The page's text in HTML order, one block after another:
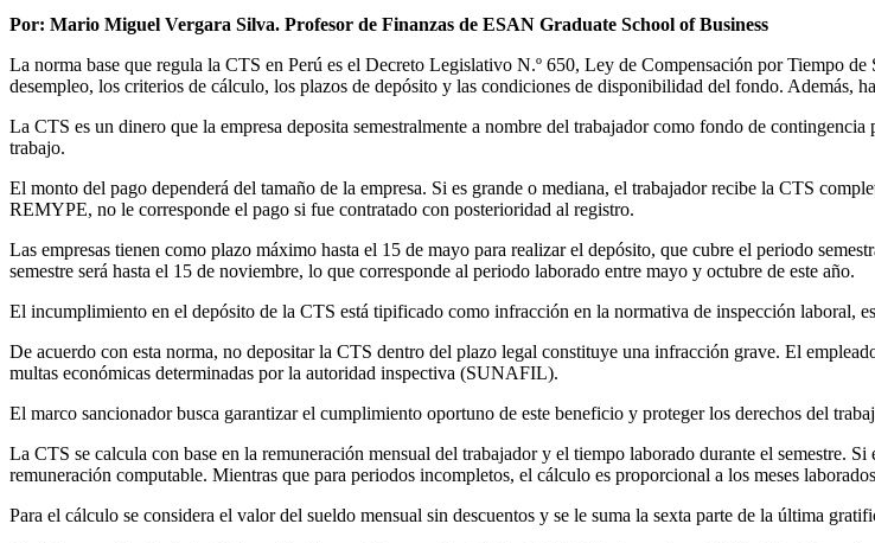
Por: Mario Miguel Vergara Silva. Profesor de Finanzas de ESAN Graduate School of Business
La norma base que regula la CTS en Perú es el Decreto Legislativo N.º 650, Ley de Compensación por Tiempo
desempleo, los criterios de cálculo, los plazos de depósito y las condiciones de disponibilidad del fondo. Además,
La CTS es un dinero que la empresa deposita semestralmente a nombre del trabajador como fondo de
trabajo.
El monto del pago dependerá del tamaño de la empresa. Si es grande o mediana, el trabajador recibe la CTS
REMYPE, no le corresponde el pago si fue contratado con posterioridad al registro.
Las empresas tienen como plazo máximo hasta el 15 de mayo para realizar el depósito, que cubre el periodo
semestre será hasta el 15 de noviembre, lo que corresponde al periodo laborado entre mayo y octubre de este año.
El incumplimiento en el depósito de la CTS está tipificado como infracción en la normativa de inspección laboral,
De acuerdo con esta norma, no depositar la CTS dentro del plazo legal constituye una infracción grave. El
multas económicas determinadas por la autoridad inspectiva (SUNAFIL).
El marco sancionador busca garantizar el cumplimiento oportuno de este beneficio y proteger los derechos del
La CTS se calcula con base en la remuneración mensual del trabajador y el tiempo laborado durante el semestre.
remuneración computable. Mientras que para periodos incompletos, el cálculo es proporcional a los meses
Para el cálculo se considera el valor del sueldo mensual sin descuentos y se le suma la sexta parte de la última